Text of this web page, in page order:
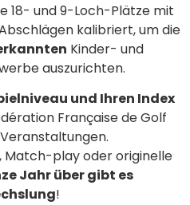
18- und 9-Loch-Plätze mit
Abschlägen kalibriert, um die
Kinder- und
auszurichten.
und Ihren Index
Française de Golf
play oder originelle
Jahr über gibt es
!